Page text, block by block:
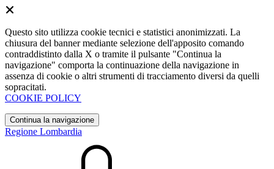
Questo sito utilizza cookie tecnici e statistici anonimizzati. La
chiusura del banner mediante selezione dell'apposito comando
contraddistinto dalla X o tramite il pulsante "Continua la
navigazione" comporta la continuazione della navigazione in
assenza di cookie o altri strumenti di tracciamento diversi da quelli
sopracitati.
COOKIE POLICY
Continua la navigazione
Regione Lombardia